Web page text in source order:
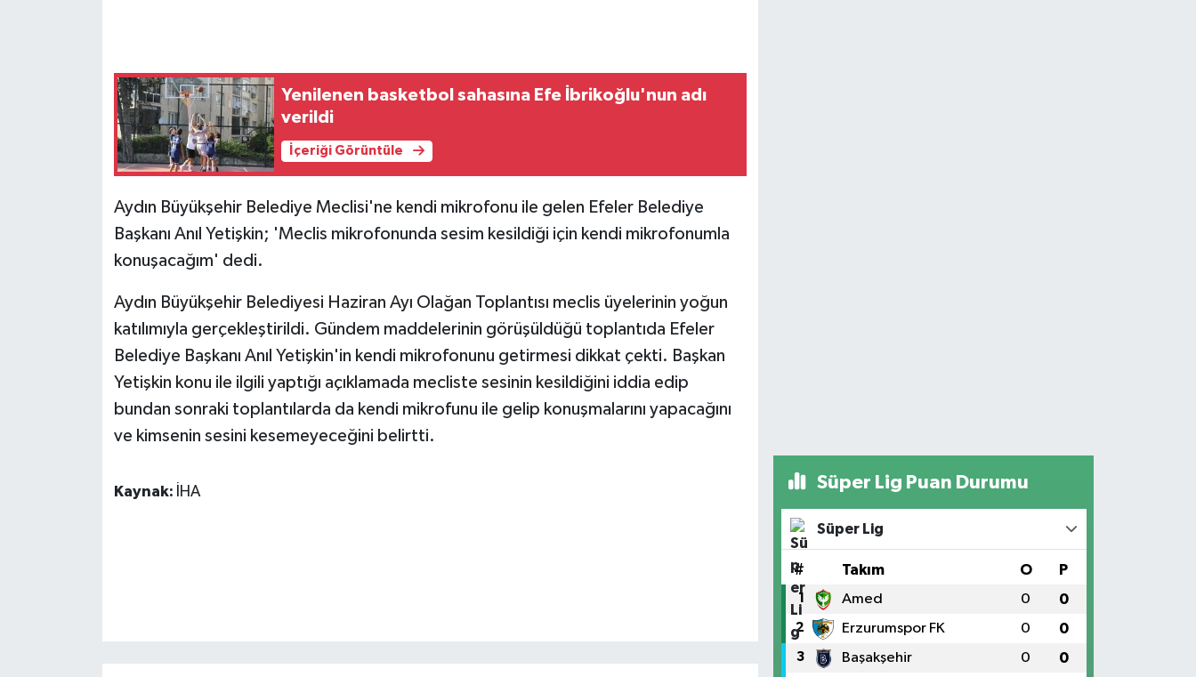
Yenilenen basketbol sahasına Efe İbrikoğlu'nun adı
verildi
İçeriği Görüntüle
Aydın Büyükşehir Belediye Meclisi'ne kendi mikrofonu ile gelen Efeler Belediye
Başkanı Anıl Yetişkin; 'Meclis mikrofonunda sesim kesildiği için kendi mikrofonumla
konuşacağım' dedi.
Aydın Büyükşehir Belediyesi Haziran Ayı Olağan Toplantısı meclis üyelerinin yoğun
katılımıyla gerçekleştirildi. Gündem maddelerinin görüşüldüğü toplantıda Efeler
Belediye Başkanı Anıl Yetişkin'in kendi mikrofonunu getirmesi dikkat çekti. Başkan
Yetişkin konu ile ilgili yaptığı açıklamada mecliste sesinin kesildiğini iddia edip
bundan sonraki toplantılarda da kendi mikrofunu ile gelip konuşmalarını yapacağını
ve kimsenin sesini kesemeyeceğini belirtti.
Kaynak: İHA
Süper Lig Puan Durumu
Süper Lig
# Takım O P
1 Amed 0 0
2 Erzurumspor FK 0 0
3 Başakşehir 0 0
HABERDE İNSAN
İş Dünyası
KÜLTÜR SANAT
Otomobil